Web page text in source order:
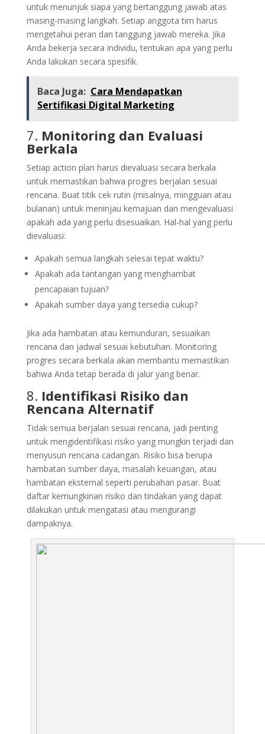
untuk menunjuk siapa yang bertanggung jawab atas
masing-masing langkah. Setiap anggota tim harus
mengetahui peran dan tanggung jawab mereka. Jika
Anda bekerja secara individu, tentukan apa yang perlu
Anda lakukan secara spesifik.
Baca Juga: Cara Mendapatkan
Sertifikasi Digital Marketing
7. Monitoring dan Evaluasi
Berkala
Setiap action plan harus dievaluasi secara berkala
untuk memastikan bahwa progres berjalan sesuai
rencana. Buat titik cek rutin (misalnya, mingguan atau
bulanan) untuk meninjau kemajuan dan mengevaluasi
apakah ada yang perlu disesuaikan. Hal-hal yang perlu
dievaluasi:
Apakah semua langkah selesai tepat waktu?
Apakah ada tantangan yang menghambat
pencapaian tujuan?
Apakah sumber daya yang tersedia cukup?
Jika ada hambatan atau kemunduran, sesuaikan
rencana dan jadwal sesuai kebutuhan. Monitoring
progres secara berkala akan membantu memastikan
bahwa Anda tetap berada di jalur yang benar.
8. Identifikasi Risiko dan
Rencana Alternatif
Tidak semua berjalan sesuai rencana, jadi penting
untuk mengidentifikasi risiko yang mungkin terjadi dan
menyusun rencana cadangan. Risiko bisa berupa
hambatan sumber daya, masalah keuangan, atau
hambatan eksternal seperti perubahan pasar. Buat
daftar kemungkinan risiko dan tindakan yang dapat
dilakukan untuk mengatasi atau mengurangi
dampaknya.